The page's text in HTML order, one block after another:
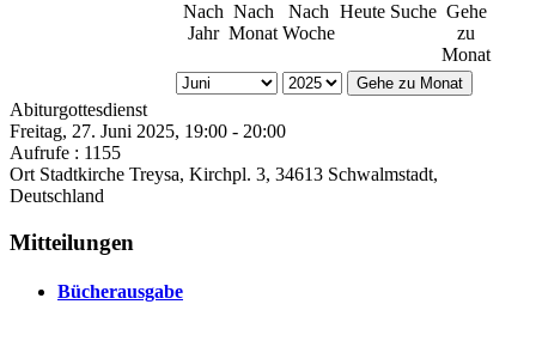
Nach
Jahr
Nach
Monat
Nach
Woche
Heute Suche Gehe
zu
Monat
Gehe zu Monat
Abiturgottesdienst
Freitag, 27. Juni 2025, 19:00 - 20:00
Aufrufe : 1155
Ort Stadtkirche Treysa, Kirchpl. 3, 34613 Schwalmstadt,
Deutschland
Mitteilungen
Bücherausgabe